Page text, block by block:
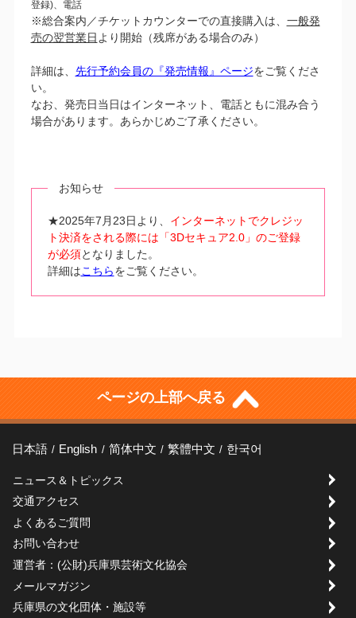
登録)、電話
※総合案内／チケットカウンターでの直接購入は、 一般発
売の翌営業日 より開始（残席がある場合のみ）
詳細は、 先行予約会員の『発売情報』ページをご覧くださ
い。
なお、発売日当日はインターネット、電話ともに混み合う
場合があります。あらかじめご了承ください。
お知らせ
★2025年7月23日より、 インターネットでクレジッ
ト決済をされる際には「3Dセキュア2.0」のご登録
が必須となりました。
詳細はこちらをご覧ください。
ページの上部へ戻る
日本語 English 简体中文 繁體中文 한국어
ニュース＆トピックス
交通アクセス
よくあるご質問
お問い合わせ
運営者：(公財)兵庫県芸術文化協会
メールマガジン
兵庫県の文化団体・施設等